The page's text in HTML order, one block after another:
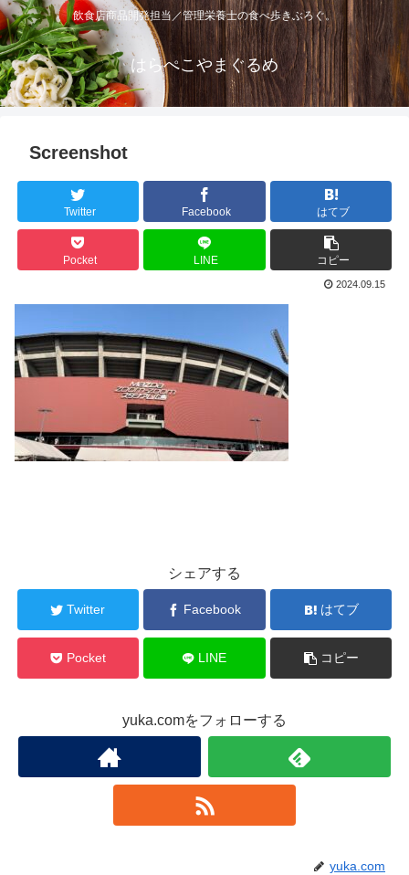
飲食店商品開発担当／管理栄養士の食べ歩きぶろぐ。
はらぺこやまぐるめ
Screenshot
Twitter Facebook はてブ
Pocket LINE コピー
2024.09.15
シェアする
Twitter Facebook はてブ
Pocket LINE コピー
yuka.comをフォローする
yuka.com